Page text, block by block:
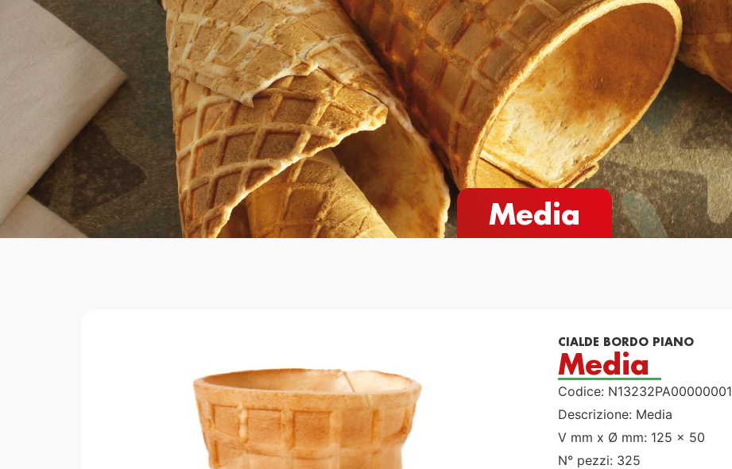
Home Cialde Novità Cataloghi Contatti
Media
CIALDE BORDO PIANO
Media
Codice: N13232PA00000001
Descrizione: Media
V mm x Ø mm: 125 x 50
N° pezzi: 325